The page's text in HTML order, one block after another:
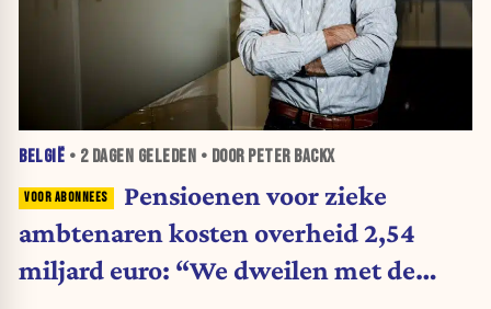
BELGIË • 2 DAGEN GELEDEN • DOOR PETER BACKX
Pensioenen voor zieke
ambtenaren kosten overheid 2,54
miljard euro: “We dweilen met de